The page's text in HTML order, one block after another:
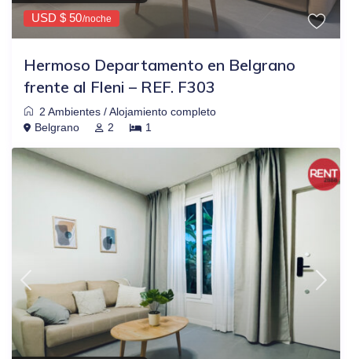
USD $ 50/noche
Hermoso Departamento en Belgrano
frente al Fleni – REF. F303
2 Ambientes /Alojamiento completo
Belgrano
2 1